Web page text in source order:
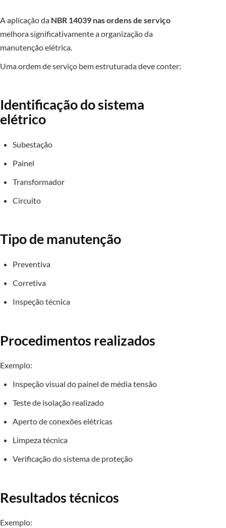
A aplicação da NBR 14039 nas ordens de serviço
melhora significativamente a organização da
manutenção elétrica.
Uma ordem de serviço bem estruturada deve conter:
Identificação do sistema
elétrico
Subestação
Painel
Transformador
Circuito
Tipo de manutenção
Preventiva
Corretiva
Inspeção técnica
Procedimentos realizados
Exemplo:
Inspeção visual do painel de média tensão
Teste de isolação realizado
Aperto de conexões elétricas
Limpeza técnica
Verificação do sistema de proteção
Resultados técnicos
Exemplo: